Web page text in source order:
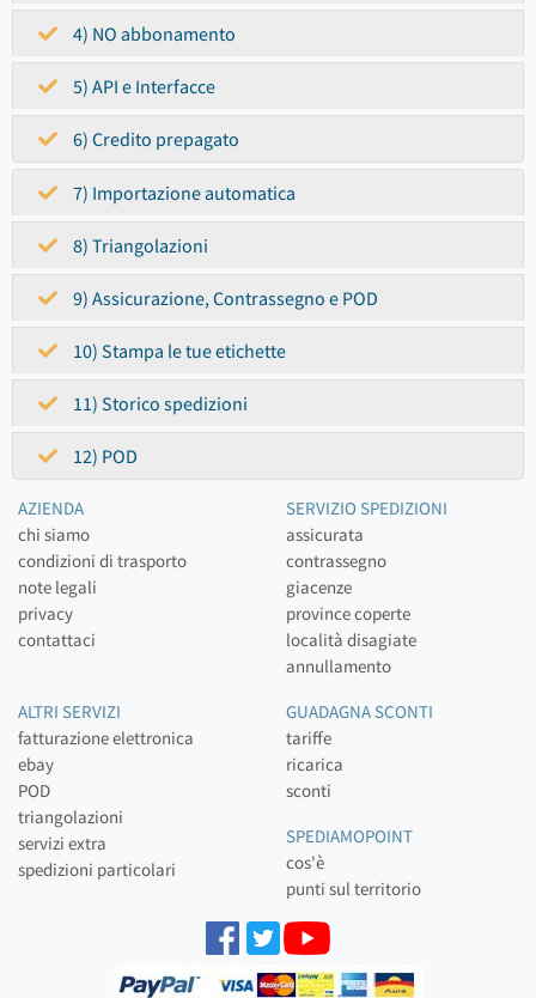
4) NO abbonamento
5) API e Interfacce
6) Credito prepagato
7) Importazione automatica
8) Triangolazioni
9) Assicurazione, Contrassegno e POD
10) Stampa le tue etichette
11) Storico spedizioni
12) POD
AZIENDA
chi siamo
condizioni di trasporto
note legali
privacy
contattaci
SERVIZIO SPEDIZIONI
assicurata
contrassegno
giacenze
province coperte
località disagiate
annullamento
ALTRI SERVIZI
fatturazione elettronica
ebay
POD
triangolazioni
servizi extra
spedizioni particolari
GUADAGNA SCONTI
tariffe
ricarica
sconti
SPEDIAMOPOINT
cos'è
punti sul territorio